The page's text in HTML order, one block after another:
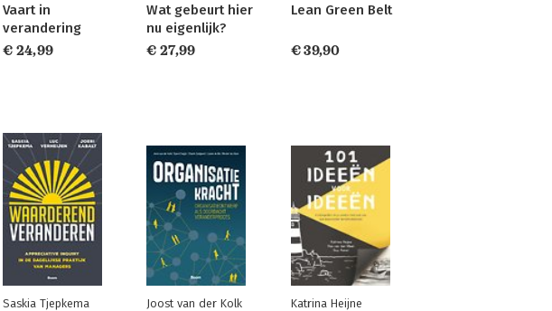
Vaart in
verandering
€ 24,99
Wat gebeurt hier
nu eigenlijk?
€ 27,99
Lean Green Belt
€ 39,90
Saskia Tjepkema Joost van der Kolk Katrina Heijne